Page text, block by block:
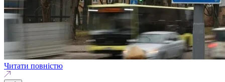
Читати повністю